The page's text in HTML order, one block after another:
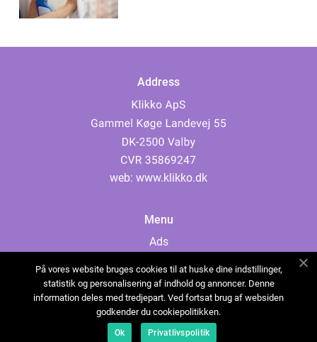
Address
web: www.klikko.dk
Menu
Ads
Cookies
Contact
Sitemap
På vores website bruges cookies til at huske dine indstillinger,
statistik og personalisering af indhold og annoncer. Denne
information deles med tredjepart. Ved fortsat brug af websiden
godkender du cookiepolitikken.
Ok Privatlivspolitik